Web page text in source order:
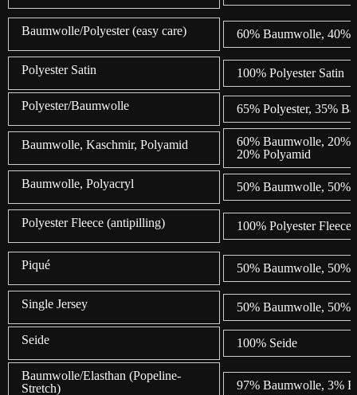
Baumwolle/Polyester (easy care) 60% Baumwolle, 40%
Polyester Satin 100% Polyester Satin
Polyester/Baumwolle 65% Polyester, 35%
Baumwolle, Kaschmir, Polyamid
60% Baumwolle, 20%
20% Polyamid
Baumwolle, Polyacryl 50% Baumwolle, 50%
Polyester Fleece (antipilling) 100% Polyester Fleece
Piqué 50% Baumwolle, 50%
Single Jersey 50% Baumwolle, 50%
Seide 100% Seide
Baumwolle/Elasthan (Popeline-
Stretch)
97% Baumwolle, 3%